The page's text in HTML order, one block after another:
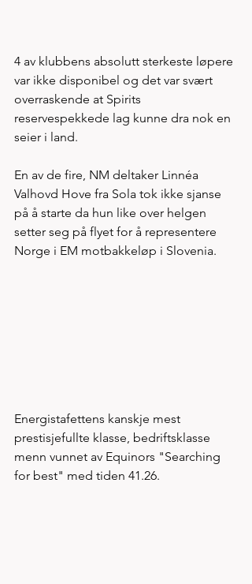
4 av klubbens absolutt sterkeste løpere
var ikke disponibel og det var svært
overraskende at Spirits
reservespekkede lag kunne dra nok en
seier i land.
En av de fire, NM deltaker Linnéa
Valhovd Hove fra Sola tok ikke sjanse
på å starte da hun like over helgen
setter seg på flyet for å representere
Norge i EM motbakkeløp i Slovenia.
Energistafettens kanskje mest
prestisjefullte klasse, bedriftsklasse
menn vunnet av Equinors "Searching
for best" med tiden 41.26.